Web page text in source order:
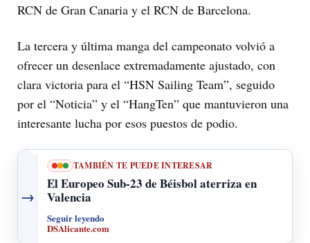
RCN de Gran Canaria y el RCN de Barcelona.
La tercera y última manga del campeonato volvió a
ofrecer un desenlace extremadamente ajustado, con
clara victoria para el “HSN Sailing Team”, seguido
por el “Noticia” y el “HangTen” que mantuvieron una
interesante lucha por esos puestos de podio.
→
TAMBIÉN TE PUEDE INTERESAR
El Europeo Sub-23 de Béisbol aterriza en
Valencia
Seguir leyendo
DSAlicante.com